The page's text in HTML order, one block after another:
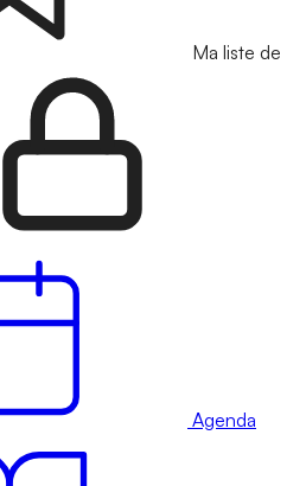
Ma liste de
Agenda